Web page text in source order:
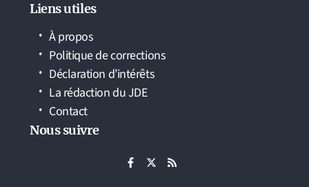
Liens utiles
À propos
Politique de corrections
Déclaration d’intérêts
La rédaction du JDE
Contact
Nous suivre